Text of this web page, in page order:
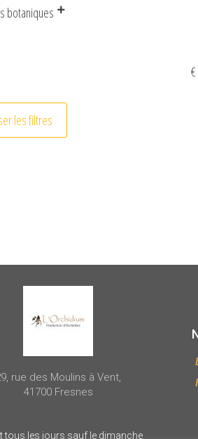
botaniques
€
les filtres
rue des Moulins à Vent,
41700 Fresnes
tous les jours sauf le dimanche